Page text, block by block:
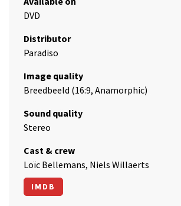
DVD
Distributor
Paradiso
Image quality
Breedbeeld (16:9, Anamorphic)
Sound quality
Stereo
Cast & crew
Loïc Bellemans, Niels Willaerts
IMDB